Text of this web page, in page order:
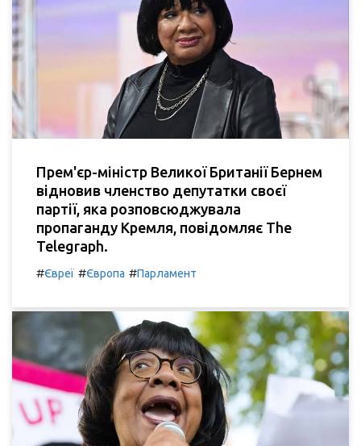
Прем'єр-міністр Великої Британії Бернем
відновив членство депутатки своєї
партії, яка розповсюджувала
пропаганду Кремля, повідомляє The
Telegraph.
#Євреї #Європа #Парламент